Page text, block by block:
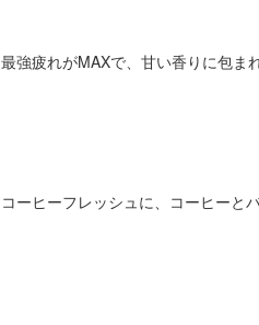
最強疲れがMAXで、甘い香りに包ま
コーヒーフレッシュに、コーヒーと